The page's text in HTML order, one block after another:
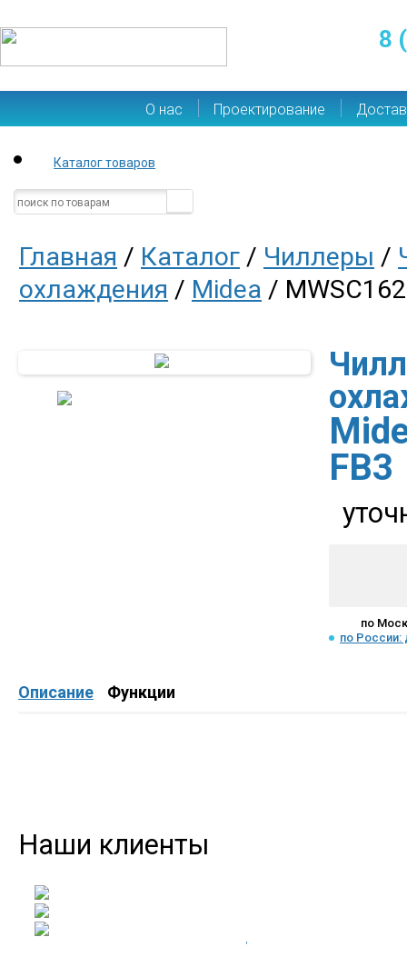
8
О нас Проектирование
Каталог товаров
Главная / Каталог / Чиллеры /
охлаждения / Midea /
FB3
по
по России:
Описание Функции
Наши клиенты